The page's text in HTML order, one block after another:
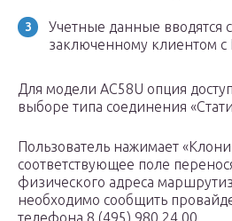
Учетные данные вводятся
заключенному клиентом с
Для модели AC58U опция
выборе типа соединения
Пользователь нажимает
соответствующее поле
физического адреса
необходимо сообщить
телефона 8 (495) 980 24 00.